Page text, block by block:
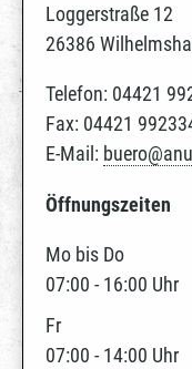
Loggerstraße 12
26386
Telefon: 04421
Fax: 04421
E-Mail:
Öffnungszeiten
Mo bis Do
07:00 - 16:00 Uhr
Fr
07:00 - 14:00 Uhr